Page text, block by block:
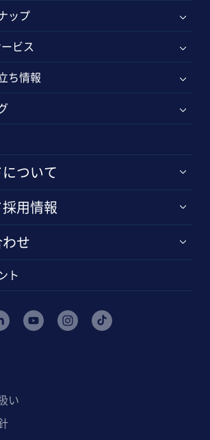
ップ
ビス
ち情報
ついて
用情報
せ
ト
い